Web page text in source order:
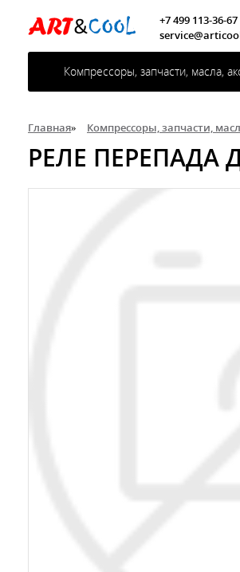
Компрессоры, запчасти, масла,
+7 499 113-36-67
Главная» Компрессоры, запчасти,
РЕЛЕ ПЕРЕПАДА